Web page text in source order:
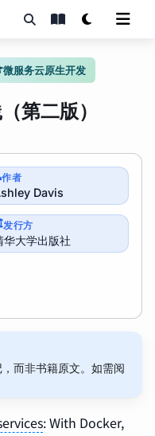
微服务云原生开发
第二版）
作者
Davis
发行方
华大学出版社
而非书籍原文。如需阅
: With Docker,